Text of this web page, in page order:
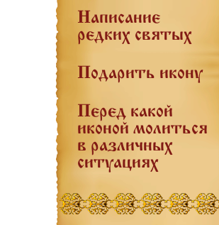
Написание
редких святых
Подарить икону
Перед какой
иконой молиться
в различных
ситуациях